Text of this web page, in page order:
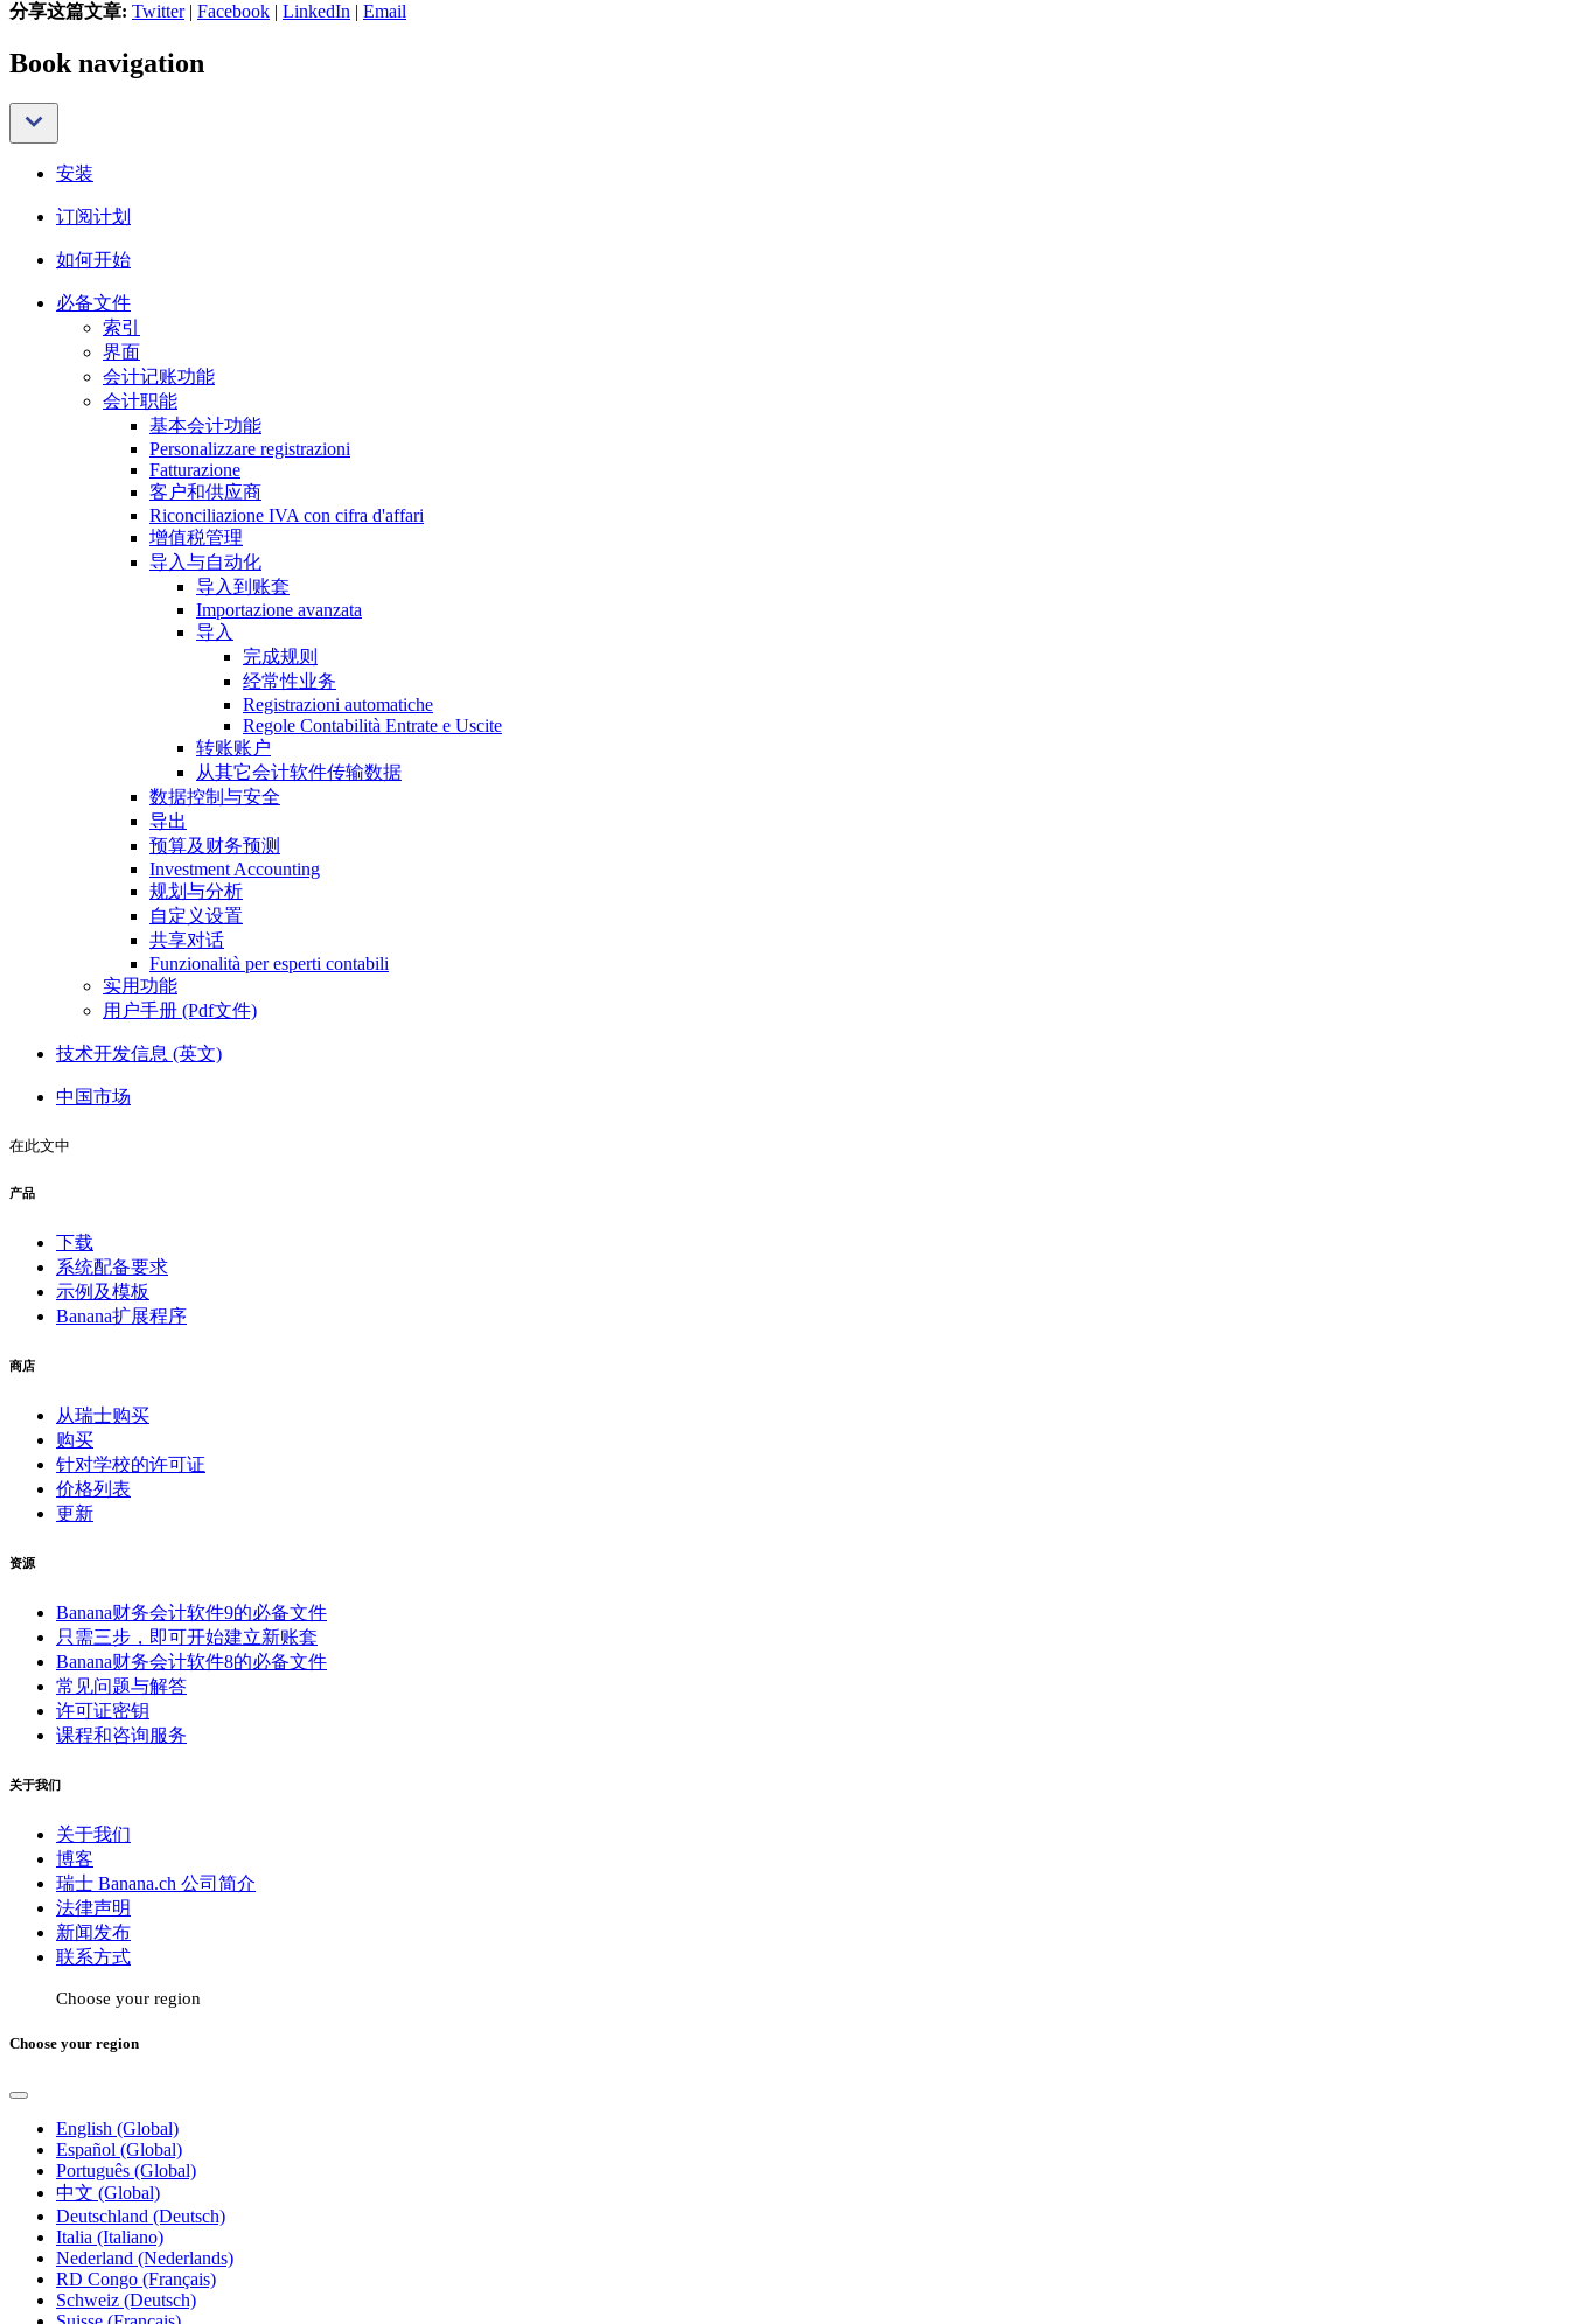
分享这篇文章: Twitter| Facebook | LinkedIn | Email
Book navigation
安装
订阅计划
如何开始
必备文件
索引
界面
会计记账功能
会计职能
基本会计功能
Personalizzare registrazioni
Fatturazione
客户和供应商
Riconciliazione IVA con cifra d'affari
增值税管理
导入与自动化
导入到账套
Importazione avanzata
导入
完成规则
经常性业务
Registrazioni automatiche
Regole Contabilità Entrate e Uscite
转账账户
从其它会计软件传输数据
数据控制与安全
导出
预算及财务预测
Investment Accounting
规划与分析
自定义设置
共享对话
Funzionalità per esperti contabili
实用功能
用户手册 (Pdf文件)
技术开发信息 (英文)
中国市场
在此文中
产品
下载
系统配备要求
示例及模板
Banana扩展程序
商店
从瑞士购买
购买
针对学校的许可证
价格列表
更新
资源
Banana财务会计软件9的必备文件
只需三步，即可开始建立新账套
Banana财务会计软件8的必备文件
常见问题与解答
许可证密钥
课程和咨询服务
关于我们
关于我们
博客
瑞士 Banana.ch 公司简介
法律声明
新闻发布
联系方式
Choose your region
Choose your region
English (Global)
Español (Global)
Português (Global)
中文 (Global)
Deutschland (Deutsch)
Italia (Italiano)
Nederland (Nederlands)
RD Congo (Français)
Schweiz (Deutsch)